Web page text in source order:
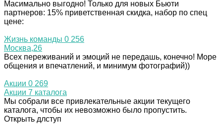
Масимально выгодно! Только для новых Бьюти
партнеров: 15% приветственная скидка, набор по спец
цене:
Жизнь команды 0 256
Москва,26
Всех переживаний и эмоций не передашь, конечно! Море
общения и впечатлений, и минимум фотографий))
Акции 0 269
Акции 7 каталога
Мы собрали все привлекательные акции текущего
каталога, чтобы их невозможно было пропустить.
Открыть длступ